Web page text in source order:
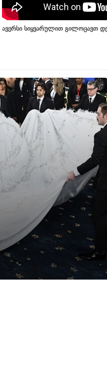
ავერსი სიყვარულით გილოცავთ